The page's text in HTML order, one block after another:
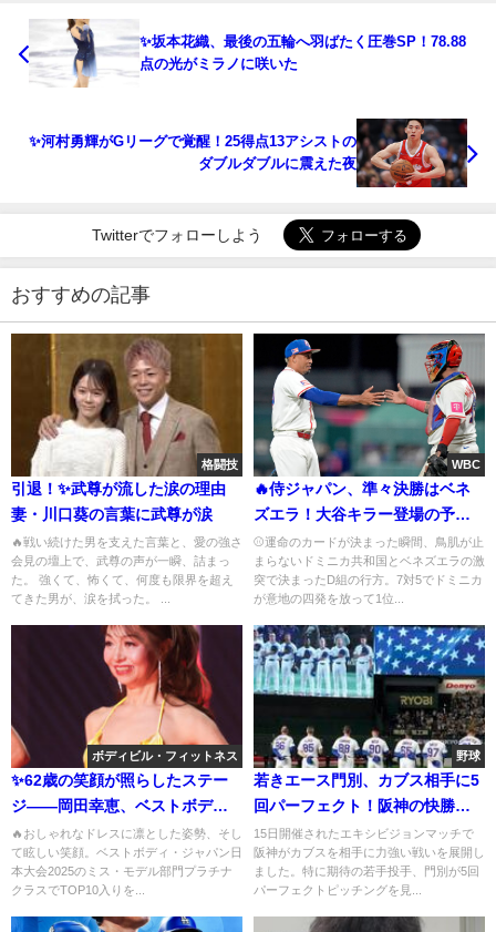
✨坂本花織、最後の五輪へ羽ばたく圧巻SP！78.88
点の光がミラノに咲いた
✨河村勇輝がGリーグで覚醒！25得点13アシストの
ダブルダブルに震えた夜
Twitterでフォローしよう
おすすめの記事
格闘技
引退！✨武尊が流した涙の理由
妻・川口葵の言葉に武尊が涙
🔥戦い続けた男を支えた言葉と、愛の強さ
会見の壇上で、武尊の声が一瞬、詰まっ
た。 強くて、怖くて、何度も限界を超え
てきた男が、涙を拭った。 ...
WBC
🔥侍ジャパン、準々決勝はベネ
ズエラ！大谷キラー登場の予感
に胸が高鳴る夜
⚾運命のカードが決まった瞬間、鳥肌が止
まらないドミニカ共和国とベネズエラの激
突で決まったD組の行方。7対5でドミニカ
が意地の四発を放って1位...
ボディビル・フィットネス
✨62歳の笑顔が照らしたステー
ジ――岡田幸恵、ベストボデ
ィ・ジャパン日本大会2025で
TOP10に刻んだ“生きる力”
🔥おしゃれなドレスに凛とした姿勢、そし
て眩しい笑顔。ベストボディ・ジャパン日
本大会2025のミス・モデル部門プラチナ
クラスでTOP10入りを...
野球
若きエース門別、カブス相手に5
回パーフェクト！阪神の快勝劇
を振り返る
15日開催されたエキシビジョンマッチで
阪神がカブスを相手に力強い戦いを展開し
ました。特に期待の若手投手、門別が5回
パーフェクトピッチングを見...